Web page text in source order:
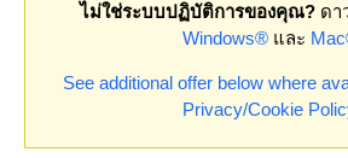
ไม่ใช่ระบบปฏิบัติการของคุณ?ดา
Windows® และ
See additional offer below where
Privacy/Cookie